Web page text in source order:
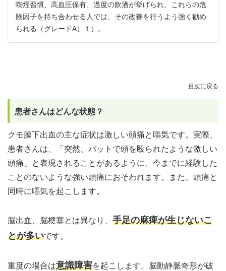
喫煙習慣、高血圧保有、過度の飲酒が挙げられ、これらの危
険因子を持ち合わせる人では、その改善を行うよう強く勧め
られる（グレードA）
１） 。
目次に戻る
患者さんはどんな状態？
クモ膜下出血の主な症状は激しい頭痛と嘔気です。実際、
患者さんは、「突然、バットで頭を殴られたような激しい
頭痛」と表現されることがあるように、今までに経験した
ことのないような強い頭痛におそわれます。また、頭痛と
同時に嘔気を起こします。
脳出血、脳梗塞とは異なり、 手足の麻痺が生じないこ
とが多いです。
重度の場合は意識障害を起こします。脳動静脈奇形が破